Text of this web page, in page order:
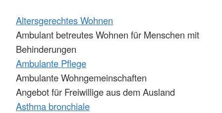
Altersgerechtes Wohnen
Ambulant betreutes Wohnen für Menschen mit
Behinderungen
Ambulante Pflege
Ambulante Wohngemeinschaften
Angebot für Freiwillige aus dem Ausland
Asthma bronchiale